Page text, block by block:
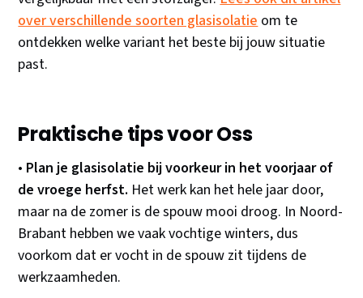
over verschillende soorten glasisolatieom te
ontdekken welke variant het beste bij jouw situatie
past.
Praktische tips voor Oss
• Plan je glasisolatie bij voorkeur in het voorjaar of
de vroege herfst. Het werk kan het hele jaar door,
maar na de zomer is de spouw mooi droog. In Noord-
Brabant hebben we vaak vochtige winters, dus
voorkom dat er vocht in de spouw zit tijdens de
werkzaamheden.